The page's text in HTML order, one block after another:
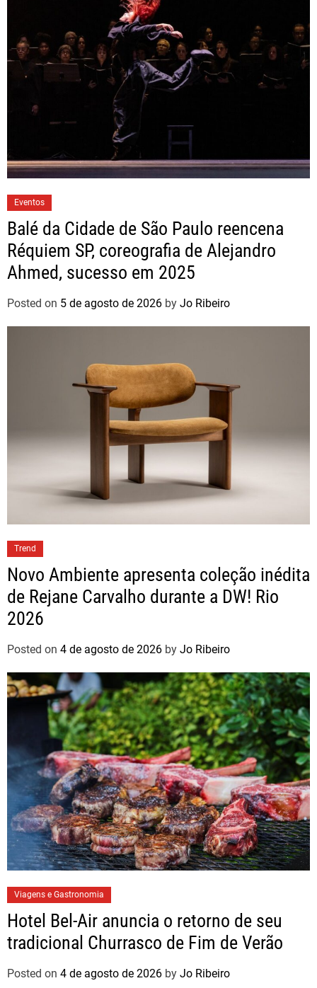
Eventos
Balé da Cidade de São Paulo reencena
Réquiem SP, coreografia de Alejandro
Ahmed, sucesso em 2025
Posted on 5 de agosto de 2026 by Jo Ribeiro
Trend
Novo Ambiente apresenta coleção inédita
de Rejane Carvalho durante a DW! Rio
2026
Posted on 4 de agosto de 2026 by Jo Ribeiro
Viagens e Gastronomia
Hotel Bel-Air anuncia o retorno de seu
tradicional Churrasco de Fim de Verão
Posted on 4 de agosto de 2026 by Jo Ribeiro